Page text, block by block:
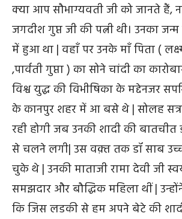
क्या आप सौभाग्यवती जी को जानते हैं,
जगदीश गुप्त जी की पत्नी थी। उनका
में हुआ था | वहाँ पर उनके माँ पिता (
,पार्वती गुप्ता ) का सोने चांदी का
विश्व युद्ध की विभीषिका के मद्देनजर
के कानपुर शहर में आ बसे थे | सोलह
रही होगी जब उनकी शादी की बातचीत
से चलने लगी| उस वक़्त तक डॉ साब उच्च
चुके थे | उनकी माताजी रामा देवी जी
समझदार और बौद्धिक महिला थीं |
कि जिस लडकी से हम अपने बेटे की